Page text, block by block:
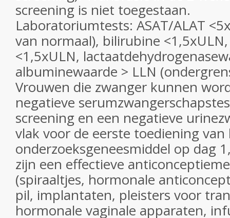
screening is niet toegestaan.
Laboratoriumtests: ASAT/ALAT
van normaal), bilirubine
<1,5xULN,
albuminewaarde > LLN
Vrouwen die zwanger kunnen
negatieve
screening en een negatieve
vlak voor de eerste toediening van
onderzoeksgeneesmiddel op dag
zijn een effectieve
(spiraaltjes, hormonale
pil, implantaten, pleisters voor
hormonale vaginale apparaten,